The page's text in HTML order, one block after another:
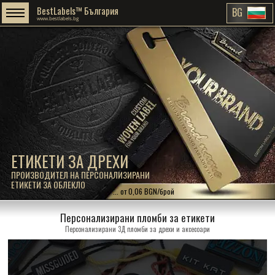
ЕТИКЕТИ ЗА ДРЕХИ
ПРОИЗВОДИТЕЛ НА ПЕРСОНАЛИЗИРАНИ
ЕТИКЕТИ ЗА ОБЛЕКЛО
BestLabels™ България
www.bestlabels.bg BG
... от 0,06 BGN/брой
Персонализирани пломби за етикети
Персонализирани 3Д пломби за дрехи и аксесоари